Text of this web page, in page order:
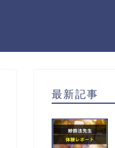
最新記事